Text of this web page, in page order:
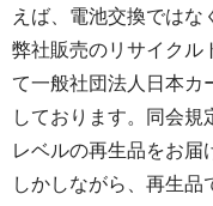
えば、電池交換ではな
弊社販売のリサイクル
て一般社団法人日本カ
しております。同会
レベルの再生品をお届
しかしながら、再生品